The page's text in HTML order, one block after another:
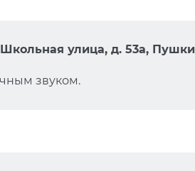
Школьная улица, д. 53а,
звуком.